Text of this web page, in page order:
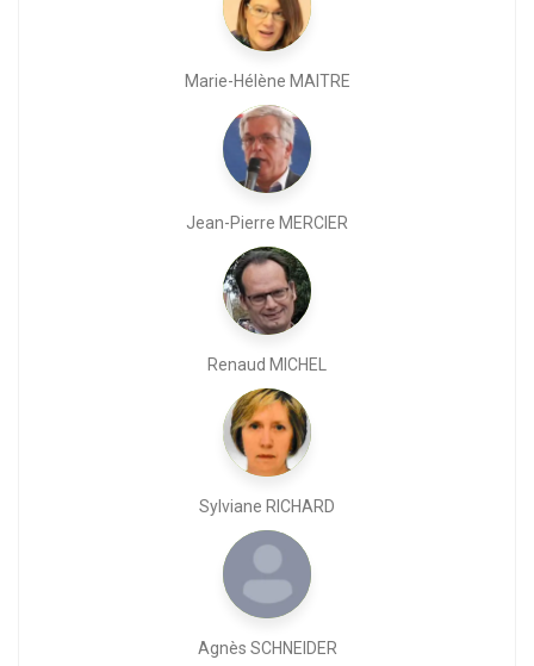
Marie-Hélène MAITRE
Jean-Pierre MERCIER
Renaud MICHEL
Sylviane RICHARD
Agnès SCHNEIDER